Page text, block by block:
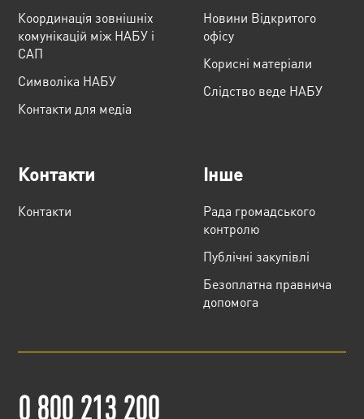
Координація зовнішніх
комунікацій між НАБУ і
САП
Cимволіка НАБУ
Контакти для медіа
Новини Відкритого
офісу
Корисні матеріали
Слідство веде НАБУ
Контакти
Контакти
Інше
Рада громадського
контролю
Публічні закупівлі
Безоплатна правнича
допомога
0 800 213 200